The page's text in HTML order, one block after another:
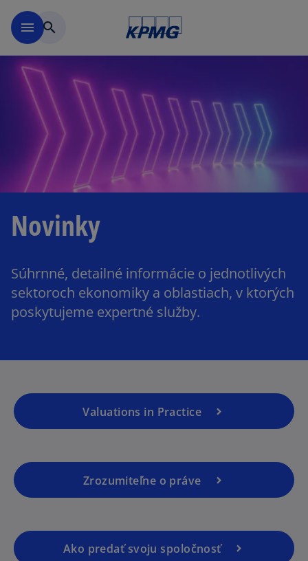
menu search
Novinky
Súhrnné, detailné informácie o jednotlivých
sektoroch ekonomiky a oblastiach, v ktorých
poskytujeme expertné služby.
Valuations in Practice
Zrozumiteľne o práve
Ako predať svoju spoločnosť